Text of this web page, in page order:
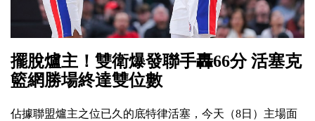
擺脫爐主！雙衛爆發聯手轟66分 活塞克
籃網勝場終達雙位數
佔據聯盟爐主之位已久的底特律活塞，今天（8日）主場面